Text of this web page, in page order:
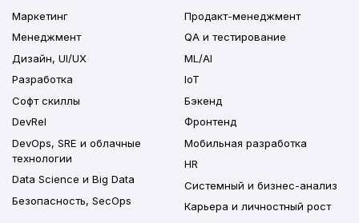
Маркетинг
Менеджмент
Дизайн, UI/UX
Разработка
Софт скиллы
DevRel
DevOps, SRE и облачные
технологии
Data Science и Big Data
Безопасность, SecOps
Продакт-менеджмент
QA и тестирование
ML/AI
IoT
Бэкенд
Фронтенд
Мобильная разработка
HR
Системный и бизнес-анализ
Карьера и личностный рост